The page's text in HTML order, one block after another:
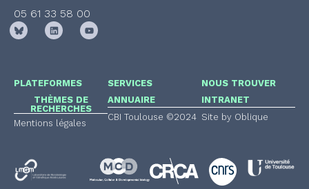
05 61 33 58 00
PLATEFORMES
THÈMES DE
RECHERCHES
Mentions légales
SERVICES
ANNUAIRE
CBI Toulouse ©2024
NOUS TROUVER
INTRANET
Site by Oblique